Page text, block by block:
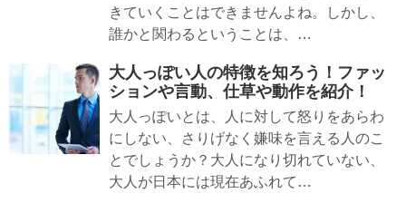
きていくことはできませんよね。しかし、
誰かと関わるということは、…
大人っぽい人の特徴を知ろう！ファッ
ションや言動、仕草や動作を紹介！
大人っぽいとは、人に対して怒りをあらわ
にしない、さりげなく嫌味を言える人のこ
とでしょうか？大人になり切れていない、
大人が日本には現在あふれて…